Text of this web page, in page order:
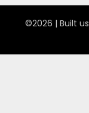
©2026 | Built